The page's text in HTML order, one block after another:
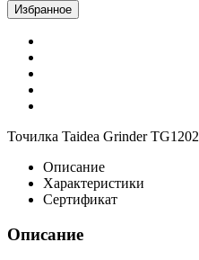
Избранное
Точилка Taidea Grinder TG1202
Описание
Характеристики
Сертификат
Описание